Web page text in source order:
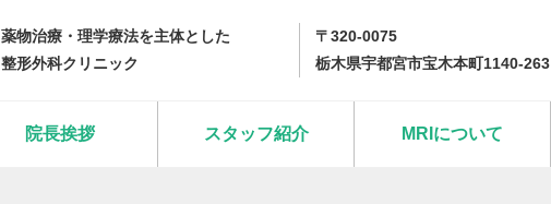
薬物治療・理学療法を主体とした
整形外科クリニック
〒320-0075
栃木県宇都宮市宝木本町1140-263
院長挨拶 スタッフ紹介 MRIについて